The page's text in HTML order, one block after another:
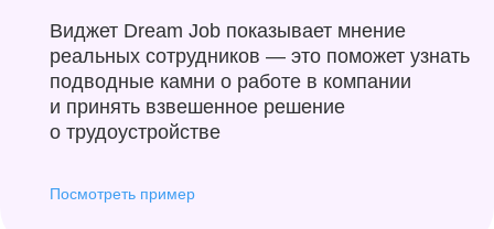
Виджет Dream Job показывает мнение
реальных сотрудников — это поможет узнать
подводные камни о работе в компании
и принять взвешенное решение
о трудоустройстве
Посмотреть пример